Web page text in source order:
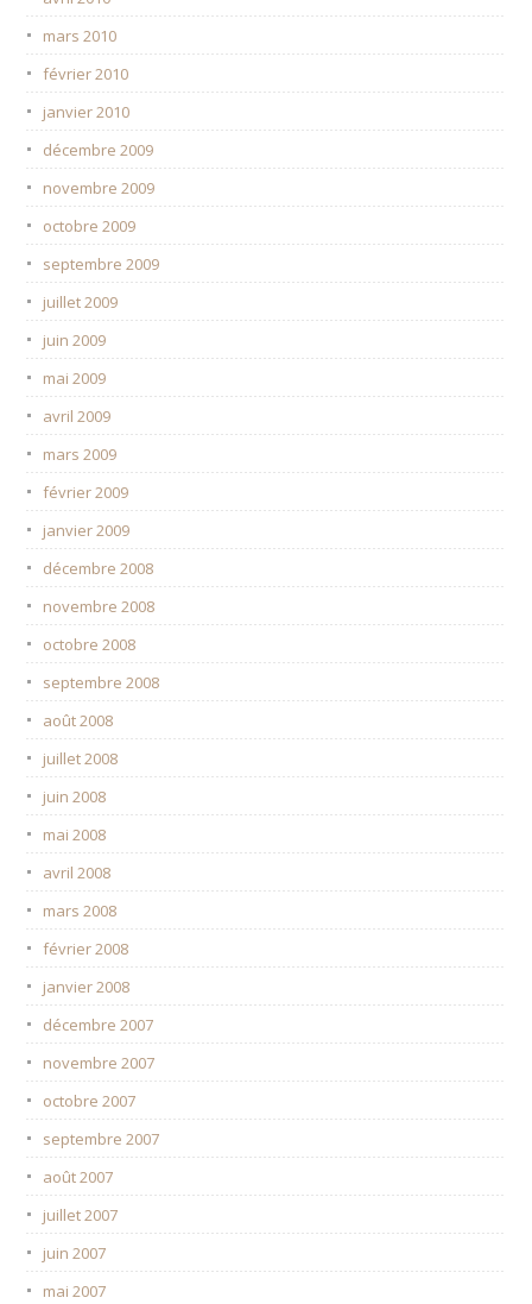
mars 2010
février 2010
janvier 2010
décembre 2009
novembre 2009
octobre 2009
septembre 2009
juillet 2009
juin 2009
mai 2009
avril 2009
mars 2009
février 2009
janvier 2009
décembre 2008
novembre 2008
octobre 2008
septembre 2008
août 2008
juillet 2008
juin 2008
mai 2008
avril 2008
mars 2008
février 2008
janvier 2008
décembre 2007
novembre 2007
octobre 2007
septembre 2007
août 2007
juillet 2007
juin 2007
mai 2007